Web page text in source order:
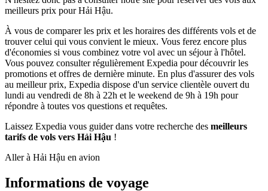
meilleurs prix pour Hải Hậu.
À vous de comparer les prix et les horaires des différents vols et de
trouver celui qui vous convient le mieux. Vous ferez encore plus
d'économies si vous combinez votre vol avec un séjour à l'hôtel.
Vous pouvez consulter régulièrement Expedia pour découvrir les
promotions et offres de dernière minute. En plus d'assurer des vols
au meilleur prix, Expedia dispose d'un service clientèle ouvert du
lundi au vendredi de 8h à 22h et le weekend de 9h à 19h pour
répondre à toutes vos questions et requêtes.
Laissez Expedia vous guider dans votre recherche des meilleurs
tarifs de vols vers Hải Hậu !
Aller à Hải Hậu en avion
Informations de voyage